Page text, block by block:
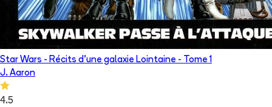
Star Wars - Récits d’une galaxie Lointaine - Tome 1
J. Aaron
4.5